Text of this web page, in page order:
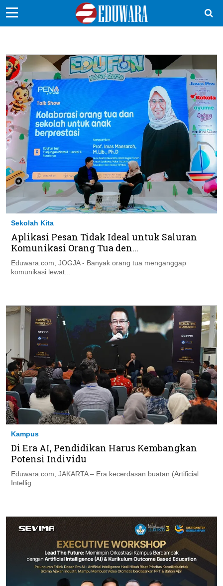
Sekolah Kita
Vokasi
Kampus
Idea
Sains
EduDana
Ikuti Kami di:
Sekolah Kita
Aplikasi Pesan Tidak Ideal untuk Saluran
Komunikasi Orang Tua den...
Eduwara.com, JOGJA - Banyak orang tua menganggap
komunikasi lewat...
Kampus
Di Era AI, Pendidikan Harus Kembangkan
Potensi Individu
Eduwara.com, JAKARTA – Era kecerdasan buatan (Artificial
Intellig...